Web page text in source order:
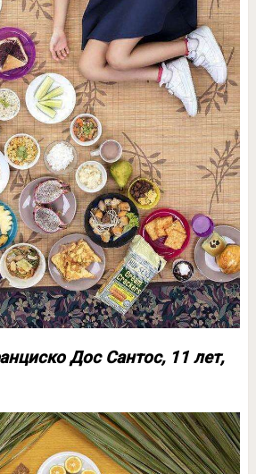
Дос Сантос, 11 лет,